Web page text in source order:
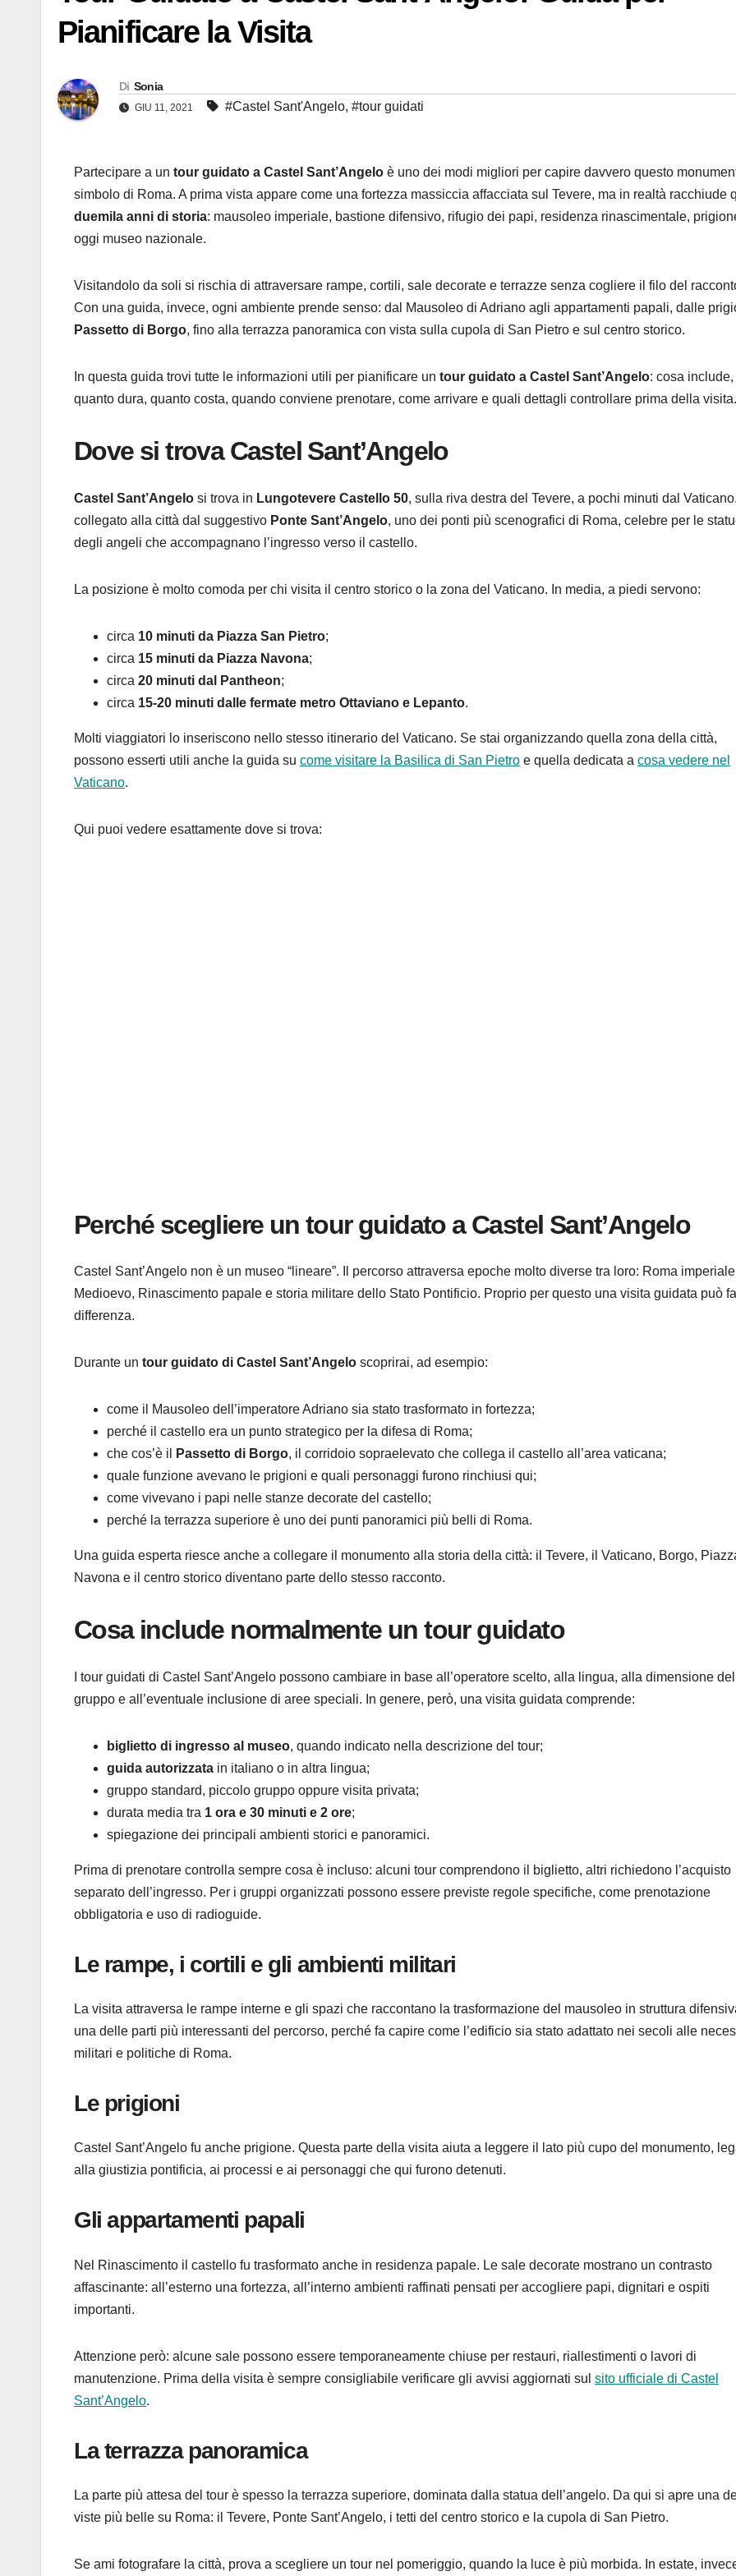
Pianificare la Visita
Di Sonia
GIU 11, 2021 #Castel Sant'Angelo, #tour guidati
Partecipare a un tour guidato a Castel Sant’Angelo è uno dei modi migliori per capire davvero questo
simbolo di Roma. A prima vista appare come una fortezza massiccia affacciata sul Tevere, ma in realtà racchiude
duemila anni di storia: mausoleo imperiale, bastione difensivo, rifugio dei papi, residenza rinascimentale,
oggi museo nazionale.
Visitandolo da soli si rischia di attraversare rampe, cortili, sale decorate e terrazze senza cogliere il filo del
Con una guida, invece, ogni ambiente prende senso: dal Mausoleo di Adriano agli appartamenti papali, dalle
Passetto di Borgo, fino alla terrazza panoramica con vista sulla cupola di San Pietro e sul centro storico.
In questa guida trovi tutte le informazioni utili per pianificare un tour guidato a Castel Sant’Angelo: cosa include,
quanto dura, quanto costa, quando conviene prenotare, come arrivare e quali dettagli controllare prima della visita.
Dove si trova Castel Sant’Angelo
Castel Sant’Angelo si trova in Lungotevere Castello 50, sulla riva destra del Tevere, a pochi minuti dal
collegato alla città dal suggestivo Ponte Sant’Angelo, uno dei ponti più scenografici di Roma, celebre per le
degli angeli che accompagnano l’ingresso verso il castello.
La posizione è molto comoda per chi visita il centro storico o la zona del Vaticano. In media, a piedi servono:
circa 10 minuti da Piazza San Pietro;
circa 15 minuti da Piazza Navona;
circa 20 minuti dal Pantheon;
circa 15-20 minuti dalle fermate metro Ottaviano e Lepanto.
Molti viaggiatori lo inseriscono nello stesso itinerario del Vaticano. Se stai organizzando quella zona della città,
possono esserti utili anche la guida su come visitare la Basilica di San Pietro e quella dedicata a cosa vedere nel
Vaticano.
Qui puoi vedere esattamente dove si trova:
Perché scegliere un tour guidato a Castel Sant’Angelo
Castel Sant’Angelo non è un museo “lineare”. Il percorso attraversa epoche molto diverse tra loro: Roma
Medioevo, Rinascimento papale e storia militare dello Stato Pontificio. Proprio per questo una visita guidata può
differenza.
Durante un tour guidato di Castel Sant’Angelo scoprirai, ad esempio:
come il Mausoleo dell’imperatore Adriano sia stato trasformato in fortezza;
perché il castello era un punto strategico per la difesa di Roma;
che cos’è il
Passetto di Borgo, il corridoio sopraelevato che collega il castello all’area vaticana;
quale funzione avevano le prigioni e quali personaggi furono rinchiusi qui;
come vivevano i papi nelle stanze decorate del castello;
perché la terrazza superiore è uno dei punti panoramici più belli di Roma.
Una guida esperta riesce anche a collegare il monumento alla storia della città: il Tevere, il Vaticano, Borgo,
Navona e il centro storico diventano parte dello stesso racconto.
Cosa include normalmente un tour guidato
I tour guidati di Castel Sant’Angelo possono cambiare in base all’operatore scelto, alla lingua, alla dimensione del
gruppo e all’eventuale inclusione di aree speciali. In genere, però, una visita guidata comprende:
biglietto di ingresso al museo, quando indicato nella descrizione del tour;
guida autorizzata in italiano o in altra lingua;
gruppo standard, piccolo gruppo oppure visita privata;
durata media tra 1 ora e 30 minuti e 2 ore;
spiegazione dei principali ambienti storici e panoramici.
Prima di prenotare controlla sempre cosa è incluso: alcuni tour comprendono il biglietto, altri richiedono l’acquisto
separato dell’ingresso. Per i gruppi organizzati possono essere previste regole specifiche, come prenotazione
obbligatoria e uso di radioguide.
Le rampe, i cortili e gli ambienti militari
La visita attraversa le rampe interne e gli spazi che raccontano la trasformazione del mausoleo in struttura
una delle parti più interessanti del percorso, perché fa capire come l’edificio sia stato adattato nei secoli alle
militari e politiche di Roma.
Le prigioni
Castel Sant’Angelo fu anche prigione. Questa parte della visita aiuta a leggere il lato più cupo del monumento,
alla giustizia pontificia, ai processi e ai personaggi che qui furono detenuti.
Gli appartamenti papali
Nel Rinascimento il castello fu trasformato anche in residenza papale. Le sale decorate mostrano un contrasto
affascinante: all’esterno una fortezza, all’interno ambienti raffinati pensati per accogliere papi, dignitari e ospiti
importanti.
Attenzione però: alcune sale possono essere temporaneamente chiuse per restauri, riallestimenti o lavori di
manutenzione. Prima della visita è sempre consigliabile verificare gli avvisi aggiornati sul sito ufficiale di Castel
Sant’Angelo.
La terrazza panoramica
La parte più attesa del tour è spesso la terrazza superiore, dominata dalla statua dell’angelo. Da qui si apre una
viste più belle su Roma: il Tevere, Ponte Sant’Angelo, i tetti del centro storico e la cupola di San Pietro.
Se ami fotografare la città, prova a scegliere un tour nel pomeriggio, quando la luce è più morbida. In estate,